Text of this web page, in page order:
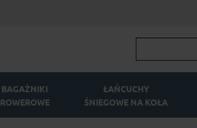
BAGAŻNIKI
ROWEROWE
ŁAŃCUCHY
ŚNIEGOWE NA KOŁA